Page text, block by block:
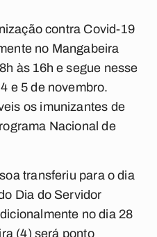
contra Covid-19
no Mangabeira
às 16h e segue nesse
e 5 de novembro.
os imunizantes de
Nacional de
transferiu para o dia
Dia do Servidor
no dia 28
(4) será ponto